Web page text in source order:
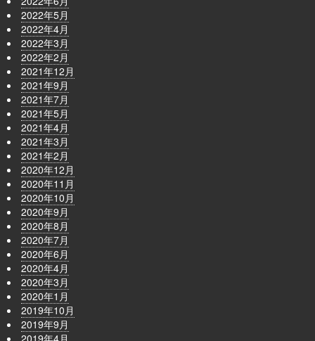
2022年5月
2022年4月
2022年3月
2022年2月
2021年12月
2021年9月
2021年7月
2021年5月
2021年4月
2021年3月
2021年2月
2020年12月
2020年11月
2020年10月
2020年9月
2020年8月
2020年7月
2020年6月
2020年4月
2020年3月
2020年1月
2019年10月
2019年9月